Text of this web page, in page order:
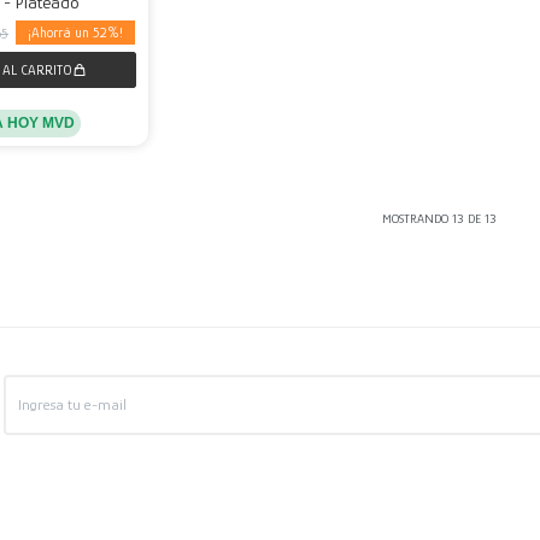
52
HOY MVD
MOSTRANDO13 DE13